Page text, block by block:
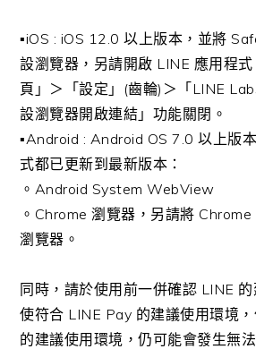
▪︎iOS : iOS 12.0 以上版本，並將
設瀏覽器，另請開啟 LINE 應用程
頁」＞「設定」(齒輪)＞「LINE
設瀏覽器開啟連結」功能關閉。
▪︎Android : Android OS 7.0 以上版
式都已更新到最新版本：
。Android System WebView
。Chrome 瀏覽器，另請將
瀏覽器。
同時，請於使用前一併確認 LINE
使符合 LINE Pay 的建議使用環境
的建議使用環境，仍可能會發生無